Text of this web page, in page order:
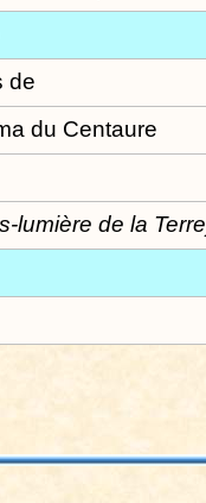
de
du Centaure
lumière de la